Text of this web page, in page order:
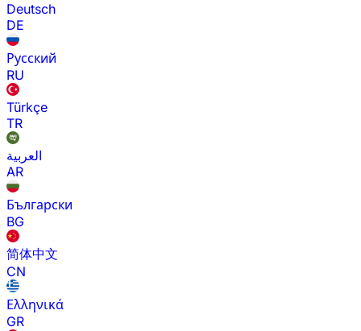
Deutsch
DE
Русский
RU
Türkçe
TR
العربية
AR
Български
BG
简体中文
CN
Ελληνικά
GR